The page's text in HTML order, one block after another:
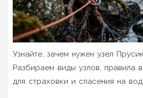
Узнайте, зачем нужен узел
Разбираем виды узлов, правила
для страховки и спасения на